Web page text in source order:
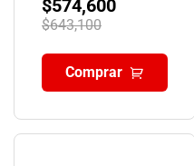
$643,100
$574,600
Comprar